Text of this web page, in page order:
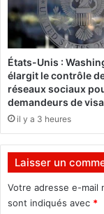
o
u
a
l
o
)
r
s
u
t
i
e
a
x
m
i
l
États-Unis :
élargit le contrôle
réseaux sociaux
demandeurs de visa
il y a 3 heures
Laisser un
Votre adresse e-mail
sont indiqués avec *